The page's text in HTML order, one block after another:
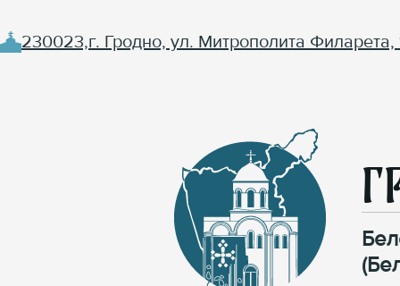
230023,г. Гродно, ул. Митрополита Филарета,